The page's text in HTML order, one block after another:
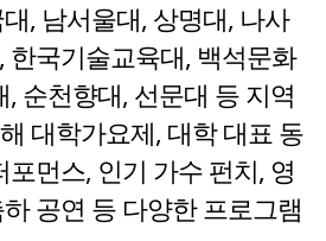
, 남서울대, 상명대, 나사
한국기술교육대, 백석문화
순천향대, 선문대 등 지역
대학가요제, 대학 대표 동
포먼스, 인기 가수 펀치, 영
공연 등 다양한 프로그램